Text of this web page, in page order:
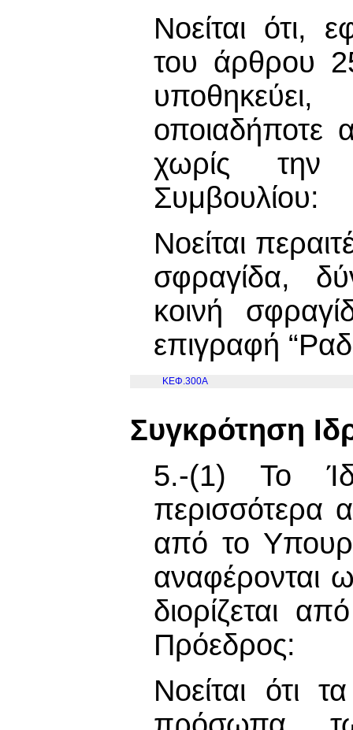
Νοείται ότι,
του άρθρου
οποιαδήποτε
χωρίς την
Συμβουλίου:
Νοείται
σφραγίδα,
κοινή
επιγραφή
ΚΕΦ.300Α
Συγκρότηση
5.-(1) Το
περισσότερα
από το
αναφέρονται
διορίζεται
Πρόεδρος:
Νοείται ότι